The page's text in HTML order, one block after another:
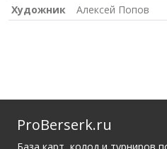
Художник
Алексей Попов
ProBerserk.ru